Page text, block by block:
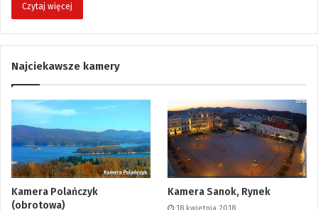
Czytaj więcej
Najciekawsze kamery
Kamera Polańczyk
(obrotowa)
Kamera Sanok, Rynek